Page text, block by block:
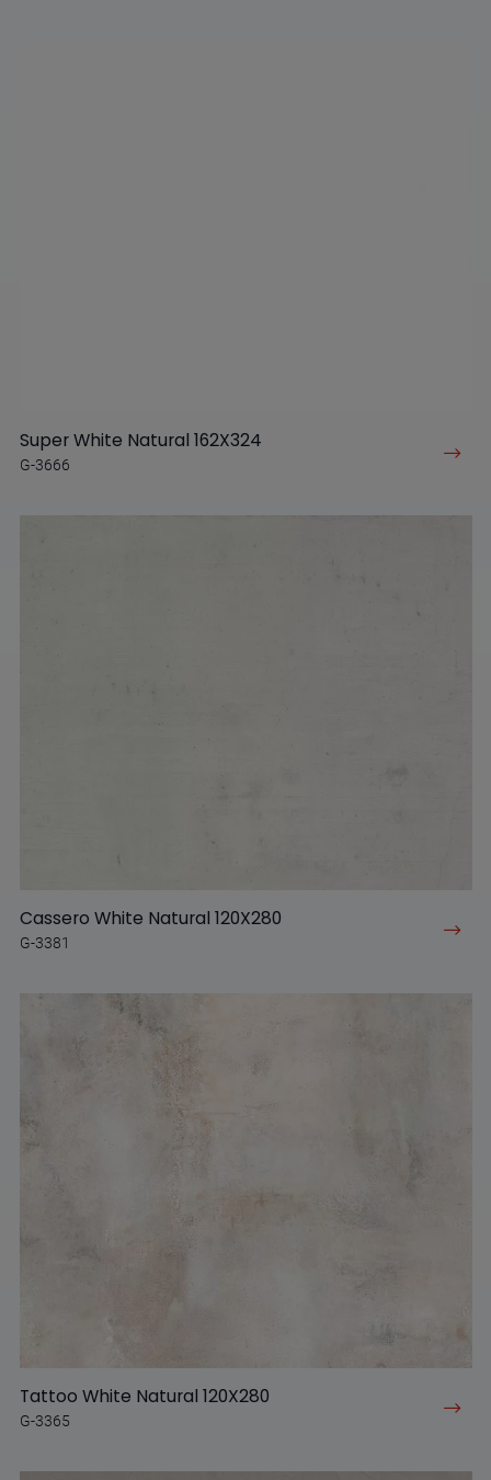
Super White Natural 162X324
G-3666
Cassero White Natural 120X280
G-3381
Tattoo White Natural 120X280
G-3365